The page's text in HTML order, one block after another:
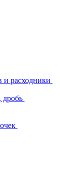
и расходники
дробь